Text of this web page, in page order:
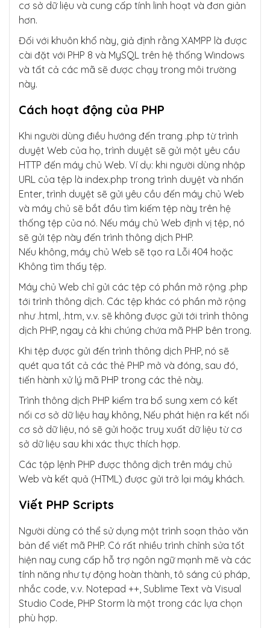
cơ sở dữ liệu và cung cấp tính linh hoạt và đơn giản
hơn.
Đối với khuôn khổ này, giả định rằng XAMPP là được
cài đặt với PHP 8 và MySQL trên hệ thống Windows
và tất cả các mã sẽ được chạy trong môi trường
này.
Cách hoạt động của PHP
Khi người dùng điều hướng đến trang .php từ trình
duyệt Web của họ, trình duyệt sẽ gửi một yêu cầu
HTTP đến máy chủ Web. Ví dụ: khi người dùng nhập
URL của tệp là index.php trong trình duyệt và nhấn
Enter, trình duyệt sẽ gửi yêu cầu đến máy chủ Web
và máy chủ sẽ bắt đầu tìm kiếm tệp này trên hệ
thống tệp của nó. Nếu máy chủ Web định vị tệp, nó
sẽ gửi tệp này đến trình thông dịch PHP.
Nếu không, máy chủ Web sẽ tạo ra Lỗi 404 hoặc
Không tìm thấy tệp.
Máy chủ Web chỉ gửi các tệp có phần mở rộng .php
tới trình thông dịch. Các tệp khác có phần mở rộng
như .html, .htm, v.v. sẽ không được gửi tới trình thông
dịch PHP, ngay cả khi chúng chứa mã PHP bên trong.
Khi tệp được gửi đến trình thông dịch PHP, nó sẽ
quét qua tất cả các thẻ PHP mở và đóng, sau đó,
tiến hành xử lý mã PHP trong các thẻ này.
Trình thông dịch PHP kiểm tra bổ sung xem có kết
nối cơ sở dữ liệu hay không, Nếu phát hiện ra kết nối
cơ sở dữ liệu, nó sẽ gửi hoặc truy xuất dữ liệu từ cơ
sở dữ liệu sau khi xác thực thích hợp.
Các tập lệnh PHP được thông dịch trên máy chủ
Web và kết quả (HTML) được gửi trở lại máy khách.
Viết PHP Scripts
Người dùng có thể sử dụng một trình soạn thảo văn
bản để viết mã PHP. Có rất nhiều trình chỉnh sửa tốt
hiện nay cung cấp hỗ trợ ngôn ngữ mạnh mẽ và các
tính năng như tự động hoàn thành, tô sáng cú pháp,
nhắc code, v.v. Notepad ++, Sublime Text và Visual
Studio Code, PHP Storm là một trong các lựa chọn
phù hợp.